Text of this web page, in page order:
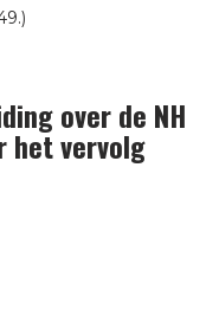
over de NH
het vervolg